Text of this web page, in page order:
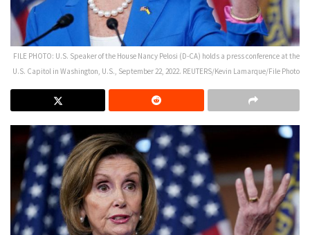
FILE PHOTO: U.S. Speaker of the House Nancy Pelosi (D-CA) holds a press conference at the
U.S. Capitol in Washington, U.S., September 22, 2022. REUTERS/Kevin Lamarque/File Photo